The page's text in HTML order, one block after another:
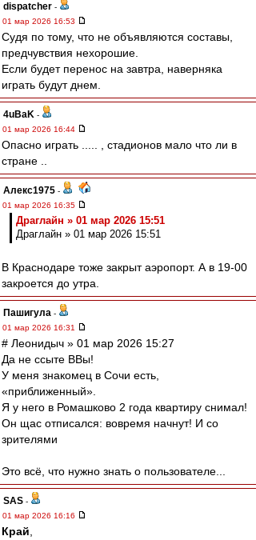
dispatcher -
01 мар 2026 16:53
Судя по тому, что не объявляются составы,
предчувствия нехорошие.
Если будет перенос на завтра, наверняка
играть будут днем.
4uBaK -
01 мар 2026 16:44
Опасно играть ..... , стадионов мало что ли в
стране ..
Алекс1975 -
01 мар 2026 16:35
Драглайн » 01 мар 2026 15:51
Драглайн » 01 мар 2026 15:51
В Краснодаре тоже закрыт аэропорт. А в 19-00
закроется до утра.
Пашигула -
01 мар 2026 16:31
# Леонидыч » 01 мар 2026 15:27
Да не ссыте ВВы!
У меня знакомец в Сочи есть,
«приближенный».
Я у него в Ромашково 2 года квартиру снимал!
Он щас отписался: вовремя начнут! И со
зрителями
Это всё, что нужно знать о пользователе...
SAS -
01 мар 2026 16:16
Край